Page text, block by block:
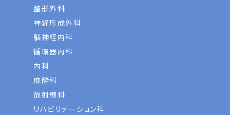
整形外科
神経形成外科
脳神経内科
循環器内科
内科
麻酔科
放射線科
リハビリテーション科